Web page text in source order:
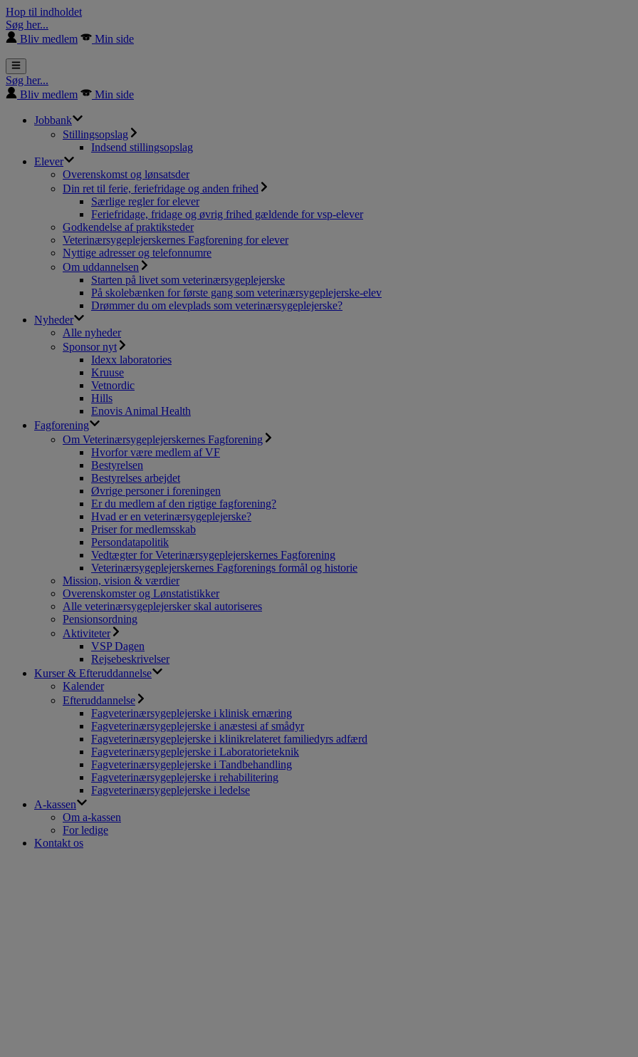
Hop til indholdet
Søg her...
Bliv medlem
Min side
Søg her...
Bliv medlem
Min side
Jobbank
Stillingsopslag
Indsend stillingsopslag
Elever
Overenskomst og lønsatsder
Din ret til ferie, feriefridage og anden frihed
Særlige regler for elever
Feriefridage, fridage og øvrig frihed gældende for vsp-elever
Godkendelse af praktiksteder
Veterinærsygeplejerskernes Fagforening for elever
Nyttige adresser og telefonnumre
Om uddannelsen
Starten på livet som veterinærsygeplejerske
På skolebænken for første gang som veterinærsygeplejerske-elev
Drømmer du om elevplads som veterinærsygeplejerske?
Nyheder
Alle nyheder
Sponsor nyt
Idexx laboratories
Kruuse
Vetnordic
Hills
Enovis Animal Health
Fagforening
Om Veterinærsygeplejerskernes Fagforening
Hvorfor være medlem af VF
Bestyrelsen
Bestyrelses arbejdet
Øvrige personer i foreningen
Er du medlem af den rigtige fagforening?
Hvad er en veterinærsygeplejerske?
Priser for medlemsskab
Persondatapolitik
Vedtægter for Veterinærsygeplejerskernes Fagforening
Veterinærsygeplejerskernes Fagforenings formål og historie
Mission, vision & værdier
Overenskomster og Lønstatistikker
Alle veterinærsygeplejersker skal autoriseres
Pensionsordning
Aktiviteter
VSP Dagen
Rejsebeskrivelser
Kurser & Efteruddannelse
Kalender
Efteruddannelse
Fagveterinærsygeplejerske i klinisk ernæring
Fagveterinærsygeplejerske i anæstesi af smådyr
Fagveterinærsygeplejerske i klinikrelateret familiedyrs adfærd
Fagveterinærsygeplejerske i Laboratorieteknik
Fagveterinærsygeplejerske i Tandbehandling
Fagveterinærsygeplejerske i rehabilitering
Fagveterinærsygeplejerske i ledelse
A-kassen
Om a-kassen
For ledige
Kontakt os